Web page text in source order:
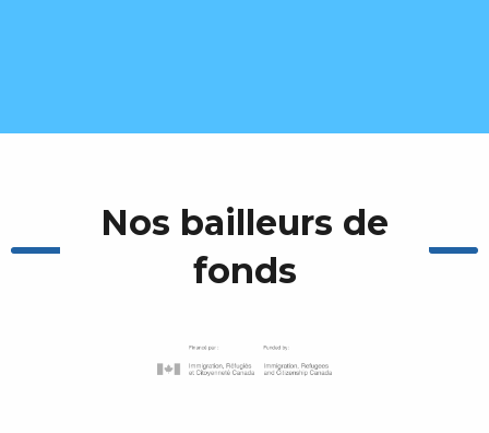
Nos bailleurs de
fonds